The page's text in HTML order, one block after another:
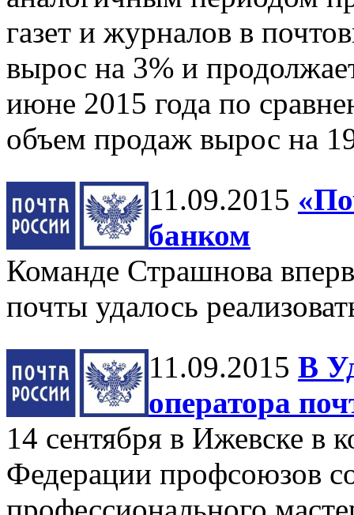
газет и журналов в
вырос на 3% и
июне 2015 года по
объем продаж вырос на
11.09.2015
банком
Команде Страшнова
почты удалось
11.09.2015 В
оператора
14 сентября в Ижевске в
Федерации профсоюзов